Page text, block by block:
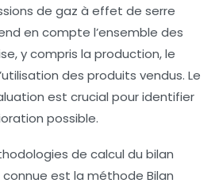
de gaz à effet de serre
en compte l’ensemble des
y compris la production, le
des produits vendus. Le
est crucial pour identifier
possible.
de calcul du bilan
est la méthode Bilan